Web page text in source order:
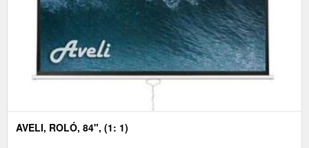
AVELI, ROLÓ, 84", (1: 1)